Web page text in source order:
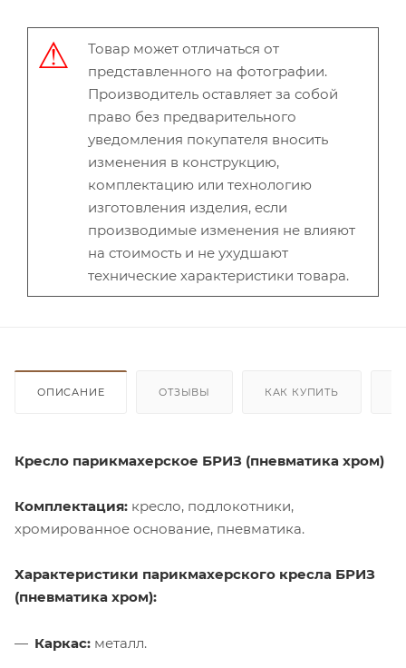
Товар может отличаться от
представленного на фотографии.
Производитель оставляет за собой
право без предварительного
уведомления покупателя вносить
изменения в конструкцию,
комплектацию или технологию
изготовления изделия, если
производимые изменения не влияют
на стоимость и не ухудшают
технические характеристики товара.
ОПИСАНИЕ ОТЗЫВЫ КАК КУПИТЬ
Кресло парикмахерское БРИЗ (пневматика хром)
Комплектация: кресло, подлокотники,
хромированное основание, пневматика.
Характеристики парикмахерского кресла БРИЗ
(пневматика хром):
Каркас: металл.